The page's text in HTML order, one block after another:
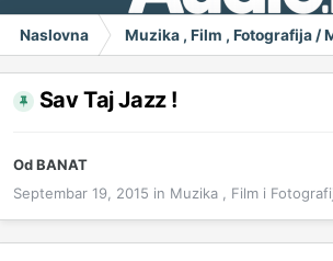
Naslovna Muzika , Film , Fotografija /
Sav Taj Jazz !
OdBANAT
Septembar 19, 2015 in Muzika , Film i